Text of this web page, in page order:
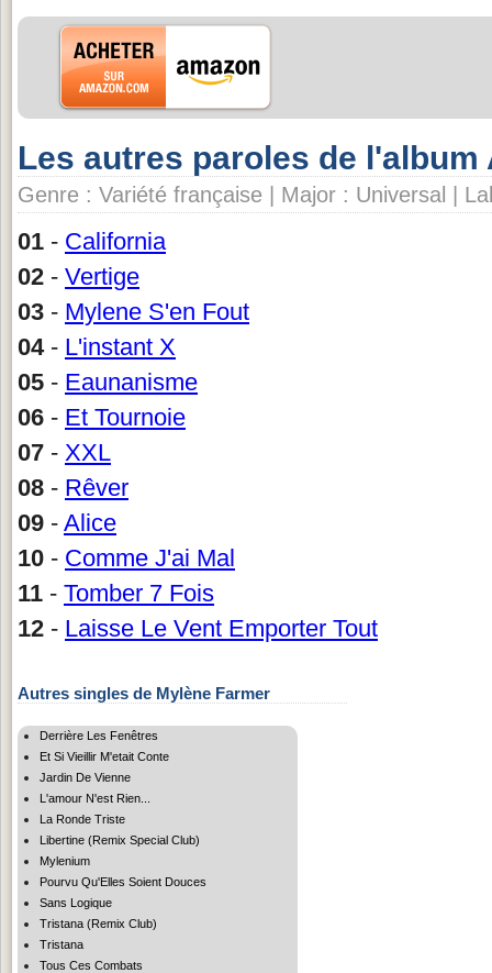
Les autres paroles de l'album
Genre : Variété française | Major : Universal |
01 - California
02 - Vertige
03 - Mylene S'en Fout
04- L'instant X
05 - Eaunanisme
06 - Et Tournoie
07 - XXL
08 - Rêver
09 - Alice
10 - Comme J'ai Mal
11 - Tomber 7 Fois
12 - Laisse Le Vent Emporter Tout
Autres singles de Mylène Farmer
Derrière Les Fenêtres
Et Si Vieillir M'etait Conte
Jardin De Vienne
L'amour N'est Rien...
La Ronde Triste
Libertine (Remix Special Club)
Mylenium
Pourvu Qu'Elles Soient Douces
Sans Logique
Tristana (Remix Club)
Tristana
Tous Ces Combats